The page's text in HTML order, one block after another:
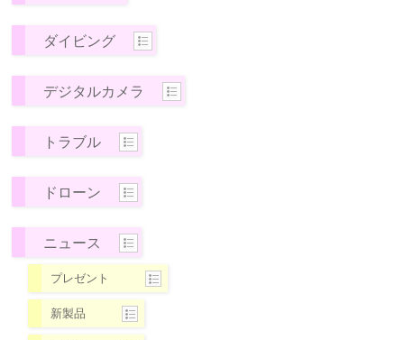
ダイビング
デジタルカメラ
トラブル
ドローン
ニュース
プレゼント
新製品